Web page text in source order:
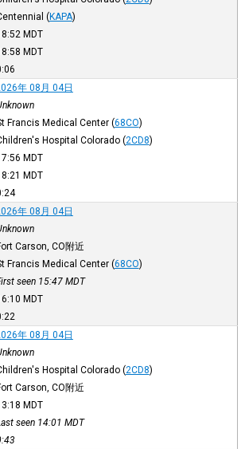
(KAPA)
MDT
MDT
年 08月 04日
Francis Medical Center (68CO)
Hospital Colorado (2CD8)
MDT
MDT
年 08月 04日
Carson, CO附近
Francis Medical Center (68CO)
seen 15:47 MDT
MDT
年 08月 04日
Hospital Colorado (2CD8)
Carson, CO附近
MDT
seen 14:01 MDT